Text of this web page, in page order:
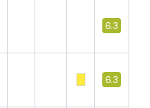
6.3
6.3